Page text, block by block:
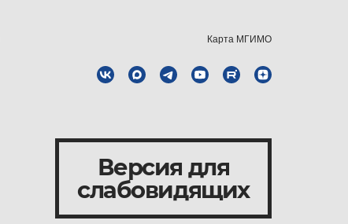
Карта МГИМО
Версия для
слабовидящих